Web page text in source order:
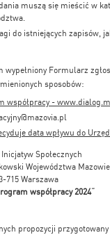
muszą się mieścić w
do istniejących zapisów,
wypełniony Formularz
sposobów:
współpracy -
data wpływu do
Społecznych
Województwa
715 Warszawa
współpracy 2024”
propozycji